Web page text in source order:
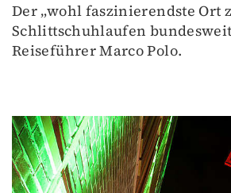
Der „wohl faszinierendste Ort
Schlittschuhlaufen
Reiseführer Marco Polo.